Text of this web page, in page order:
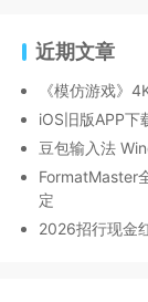
近期文章
《模仿游戏》
iOS旧版APP下
豆包输入法
FormatMaster
定
2026招行现金